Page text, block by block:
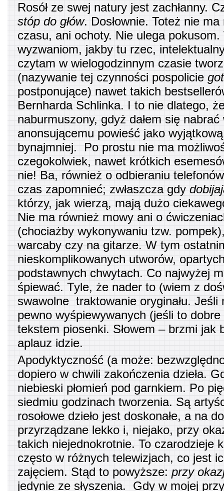
Rosół ze swej natury jest zachłanny.
stóp do głów. Dosłownie. Toteż nie
czasu, ani ochoty. Nie ulega
wyzwaniom, jakby tu rzec,
czytam w wielogodzinnym czasie
(nazywanie tej czynności pospolicie
postponujące) nawet takich
Bernharda Schlinka. I to nie dlatego,
naburmuszony, gdyż dałem się
anonsującemu powieść jako
bynajmniej. Po prostu nie ma
czegokolwiek, nawet krótkich
nie! Ba, również o odbieraniu
czas zapomnieć; zwłaszcza gdy
którzy, jak wierzą, mają dużo
Nie ma również mowy ani o
(chociażby wykonywaniu tzw.
warcaby czy na gitarze. W tym
nieskomplikowanych utworów,
podstawnych chwytach. Co najwyżej
śpiewać. Tyle, że nader to (wiem z
swawolne traktowanie oryginału. Jeśli
pewno wyśpiewywanych (jeśli to dobre
tekstem piosenki. Słowem – brzmi jak
aplauz idzie.
Apodyktyczność (a może:
dopiero w chwili zakończenia dzieła.
niebieski płomień pod garnkiem. Po
siedmiu godzinach tworzenia. Są
rosołowe dzieło jest doskonałe, a na
przyrządzane lekko i, niejako, przy
takich niejednokrotnie. To czarodzieje
często w różnych telewizjach, co jest
zajęciem. Stąd to powyższe: przy
jedynie ze słyszenia. Gdy w mojej